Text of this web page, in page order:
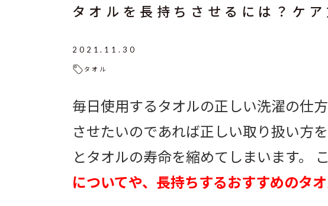
タオルを長持ちさせるには？ケ
2021.11.30
タオル
毎日使用するタオルの正しい洗濯の仕
させたいのであれば正しい取り扱い方
とタオルの寿命を縮めてしまいます。
についてや、長持ちするおすすめのタ